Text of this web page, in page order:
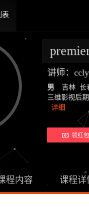
表
讲师：
男
吉林 长
三维影视后
详细
领红
程内容 课程详